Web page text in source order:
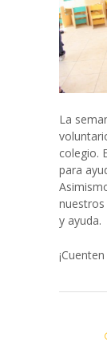
La
colegio.
para
nuestros
y ayuda.